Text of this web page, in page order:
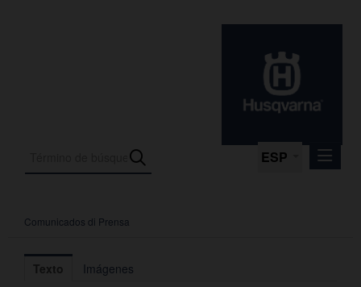
ESP
Comunicados di Prensa
Media
Comunicados di Prensa
Texto Imágenes